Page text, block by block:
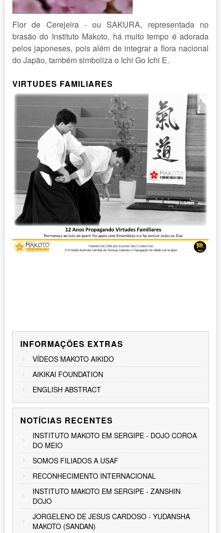
Flor de Cerejeira - ou SAKURA, representada no
brasão do Instituto Makoto, há muito tempo é adorada
pelos japoneses, pois além de integrar a flora nacional
do Japão, também simboliza o Ichi Go Ichi E.
VIRTUDES FAMILIARES
INFORMAÇÕES EXTRAS
VÍDEOS MAKOTO AIKIDO
AIKIKAI FOUNDATION
ENGLISH ABSTRACT
NOTÍCIAS RECENTES
INSTITUTO MAKOTO EM SERGIPE - DOJO COROA
DO MEIO
SOMOS FILIADOS A USAF
RECONHECIMENTO INTERNACIONAL
INSTITUTO MAKOTO EM SERGIPE - ZANSHIN
DOJO
JORGELENO DE JESUS CARDOSO - YUDANSHA
MAKOTO (SANDAN)